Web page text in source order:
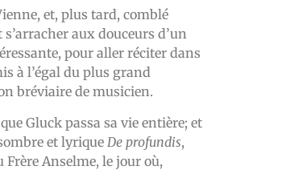
et, plus tard, comblé
aux douceurs d’un
pour aller réciter dans
à l’égal du plus grand
bréviaire de musicien.
Gluck passa sa vie entière; et
et lyrique De profundis,
Anselme, le jour où,